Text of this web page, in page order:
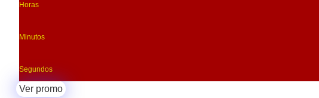
Horas
Minutos
Segundos
Ver promo